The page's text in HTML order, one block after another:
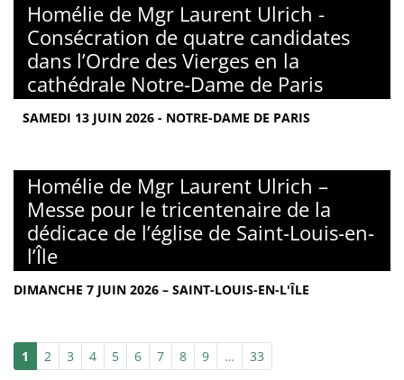
Homélie de Mgr Laurent Ulrich -
Consécration de quatre candidates
dans l’Ordre des Vierges en la
cathédrale Notre-Dame de Paris
SAMEDI 13 JUIN 2026 - NOTRE-DAME DE PARIS
Homélie de Mgr Laurent Ulrich –
Messe pour le tricentenaire de la
dédicace de l’église de Saint-Louis-en-
l’Île
DIMANCHE 7 JUIN 2026 – SAINT-LOUIS-EN-L'ÎLE
1 2 3 4 5 6 7 8 9 … 33